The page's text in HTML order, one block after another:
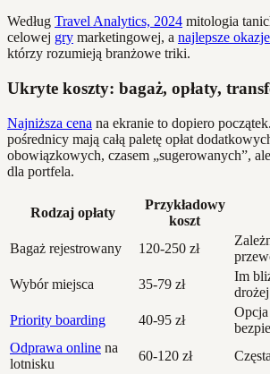
Według Travel Analytics, 2024 mitologia
celowej gry marketingowej, a najlepsze okazje
którzy rozumieją branżowe triki.
Ukryte koszty: bagaż, opłaty,
Najniższa cena na ekranie to dopiero początek.
pośrednicy mają całą paletę opłat
obowiązkowych, czasem „sugerowanych”,
dla portfela.
Rodzaj opłaty
Przykładowy
koszt
Bagaż rejestrowany 120-250 zł
Wybór miejsca
35-79 zł
Im
drożej
Priority boarding
40-95 zł
Opcja
Odprawa online na
lotnisku
60-120 zł